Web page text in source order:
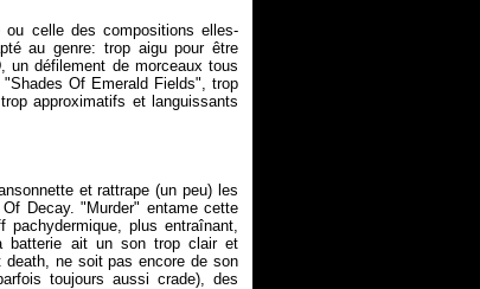
celle des compositions elles-
au genre: trop aigu pour être
un défilement de morceaux tous
Of Emerald Fields", trop
approximatifs et languissants
et rattrape (un peu) les
Decay. "Murder" entame cette
plus entraînant,
batterie ait un son trop clair et
ne soit pas encore de son
toujours aussi crade), des